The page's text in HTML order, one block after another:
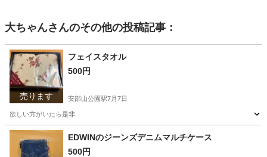
大ちゃんさんのその他の投稿記事：
売ります
フェイスタオル
500円
安部山公園駅7月7日
欲しい方がいたら是非
福岡 北九州市 安部山公園駅 その他 タオル
EDWINのジーンズデニムマルチケース
500円